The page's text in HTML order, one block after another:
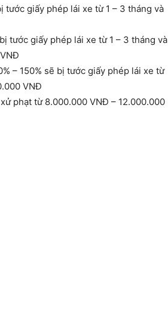
giấy phép lái xe từ 1 – 3 tháng và
tước giấy phép lái xe từ 1 – 3 tháng và
– 150% sẽ bị tước giấy phép lái xe từ
VNĐ
phạt từ 8.000.000 VNĐ – 12.000.000